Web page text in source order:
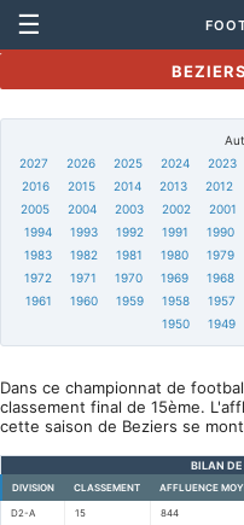
☰
2027
2026 2025 2024 2023
2016
2015 2014 2013 2012
2005
2004 2003 2002 2001
1994
1993 1992 1991 1990
1983
1982 1981 1980 1979
1972
1971 1970 1969 1968
1961
1960 1959 1958 1957
1950
1949
Dans ce championnat de
classement final de 15ème.
cette saison de Beziers se
BILAN
DIVISION CLASSEMENT AFFLUENCE
D2-A 15 844